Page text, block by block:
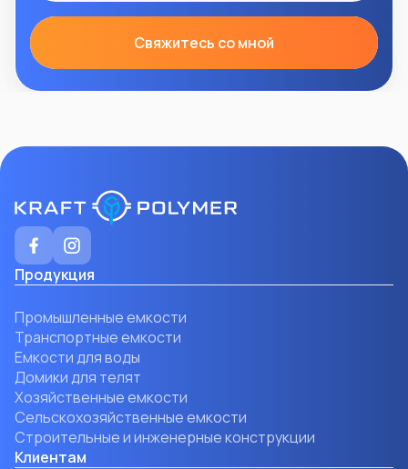
Свяжитесь со мной
Продукция
Промышленные емкости
Транспортные емкости
Емкости для воды
Домики для телят
Хозяйственные емкости
Сельскохозяйственные емкости
Строительные и инженерные конструкции
Клиентам